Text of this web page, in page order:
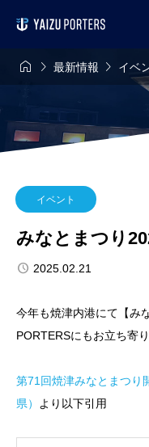
  最新情報  イベ
イベント
みなとまつり
2025.02.21
今年も焼津内港にて【み
PORTERSにもお立ち寄
第71回焼津みなとまつり
県）
より以下引用